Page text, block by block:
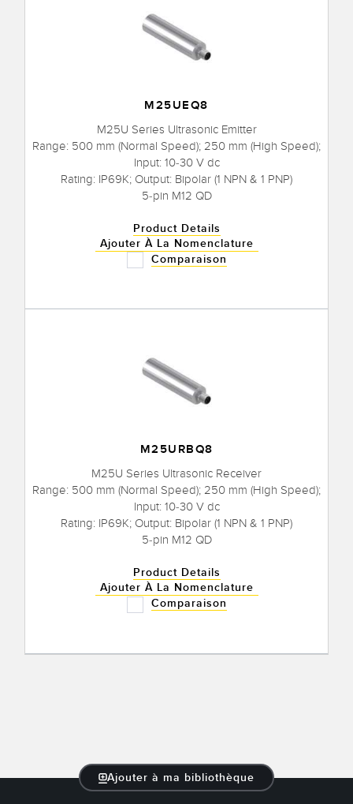
M25UEQ8
M25U Series Ultrasonic Emitter
Range: 500 mm (Normal Speed); 250 mm (High Speed);
Input: 10-30 V dc
Rating: IP69K; Output: Bipolar (1 NPN & 1 PNP)
5-pin M12 QD
Product Details
Ajouter À La Nomenclature
Comparaison
M25URBQ8
M25U Series Ultrasonic Receiver
Range: 500 mm (Normal Speed); 250 mm (High Speed);
Input: 10-30 V dc
Rating: IP69K; Output: Bipolar (1 NPN & 1 PNP)
5-pin M12 QD
Product Details
Ajouter À La Nomenclature
Comparaison
Ajouter à ma bibliothèque